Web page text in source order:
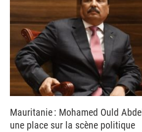
Mauritanie : Mohamed Ould
une place sur la scène politique